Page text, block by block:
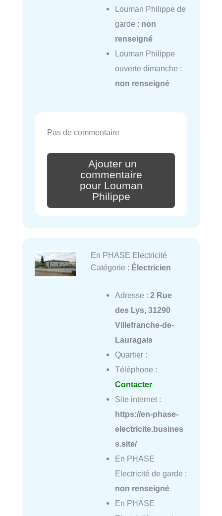
Louman Philippe de
garde : non
renseigné
Louman Philippe
ouverte dimanche :
non renseigné
Pas de commentaire
Ajouter un
commentaire
pour Louman
Philippe
En PHASE Electricité
Catégorie : Électricien
Adresse : 2 Rue
des Lys, 31290
Villefranche-de-
Lauragais
Quartier :
Téléphone :
Contacter
Site internet :
https://en-phase-
electricite.busines
s.site/
En PHASE
Electricité de garde :
non renseigné
En PHASE